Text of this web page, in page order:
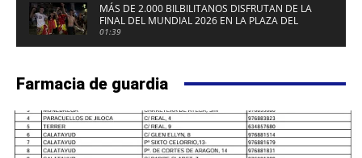
MÁS DE 2.000 BILBILITANOS DISFRUTAN DE LA
FINAL DEL MUNDIAL 2026 EN LA PLAZA DEL
FUERTE DE CALATAYUD
01:39
Farmacia de guardia